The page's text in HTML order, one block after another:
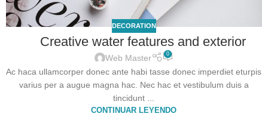
DECORATION
Creative water features and exterior
Web Master 0
Ac haca ullamcorper donec ante habi tasse donec imperdiet eturpis
varius per a augue magna hac. Nec hac et vestibulum duis a
tincidunt ...
CONTINUAR LEYENDO